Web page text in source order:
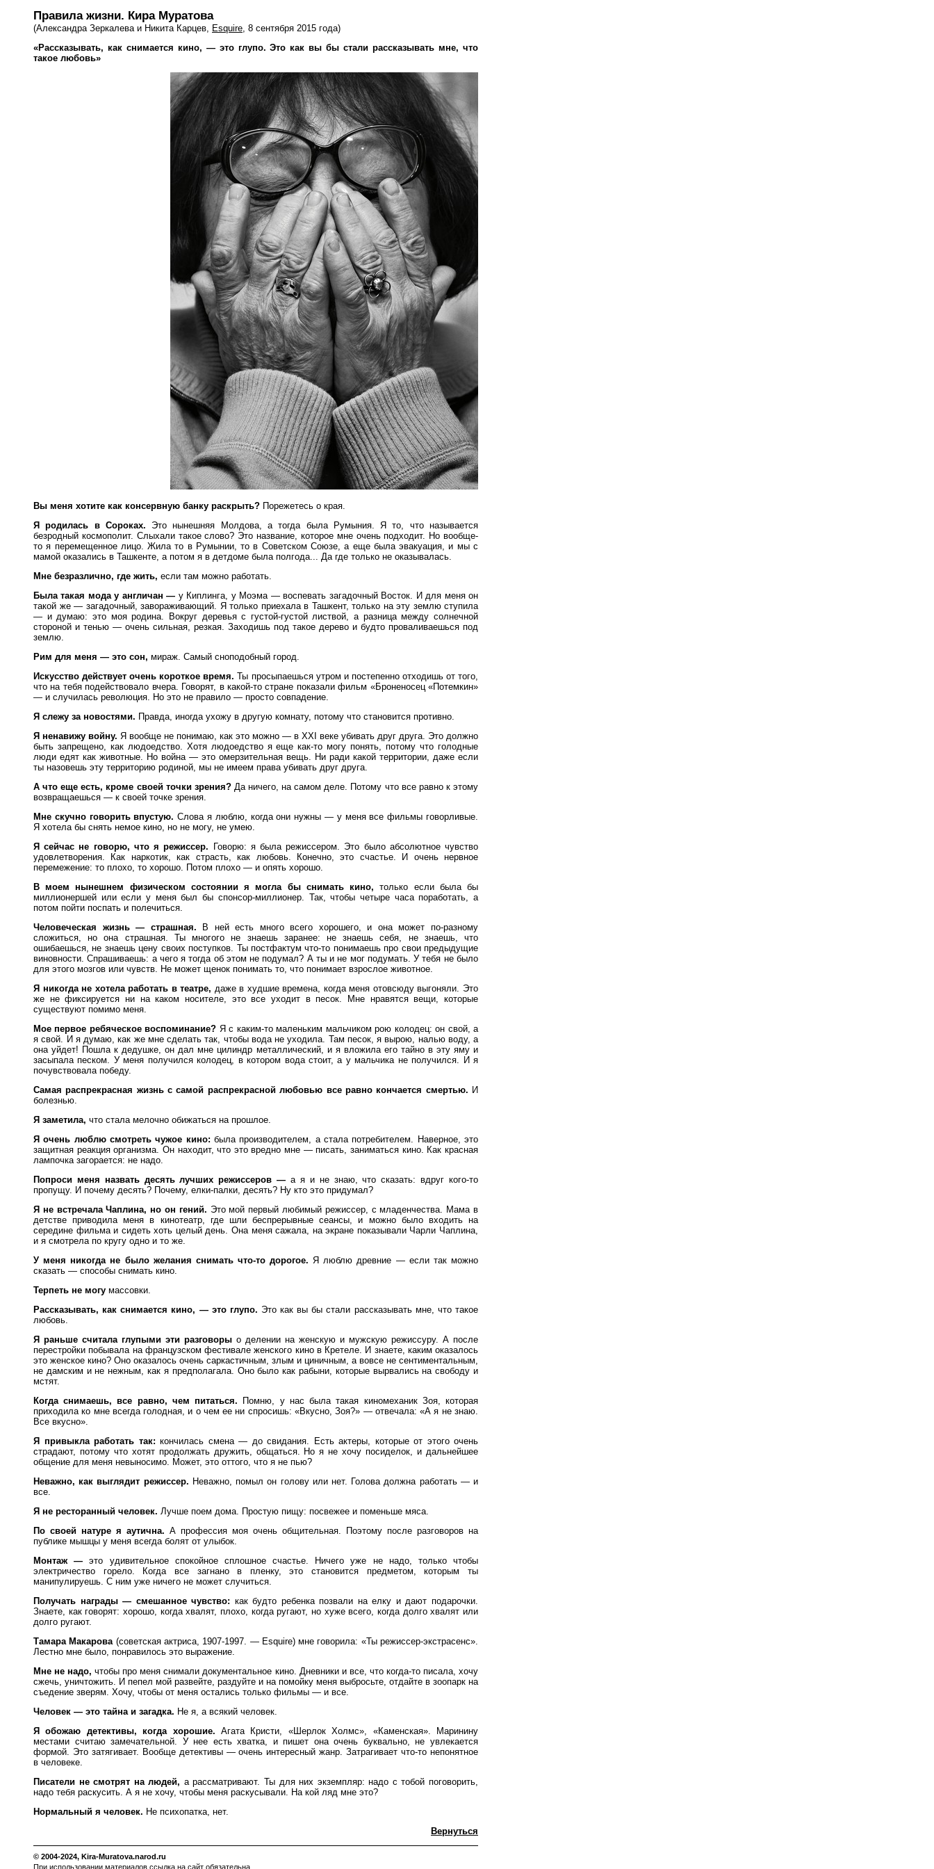
Правила жизни. Кира Муратова
(Александра Зеркалева и Никита Карцев, Esquire, 8 сентября 2015 года)
«Рассказывать, как снимается кино, — это глупо. Это как вы бы стали рассказывать мне, что
такое любовь»
Вы меня хотите как консервную банку раскрыть? Порежетесь о края.
Я родилась в Сороках. Это нынешняя Молдова, а тогда была Румыния. Я то, что называется
безродный космополит. Слыхали такое слово? Это название, которое мне очень подходит. Но вообще-
то я перемещенное лицо. Жила то в Румынии, то в Советском Союзе, а еще была эвакуация, и мы с
мамой оказались в Ташкенте, а потом я в детдоме была полгода... Да где только не оказывалась.
Мне безразлично, где жить, если там можно работать.
Была такая мода у англичан — у Киплинга, у Моэма — воспевать загадочный Восток. И для меня он
такой же — загадочный, завораживающий. Я только приехала в Ташкент, только на эту землю ступила
— и думаю: это моя родина. Вокруг деревья с густой-густой листвой, а разница между солнечной
стороной и тенью — очень сильная, резкая. Заходишь под такое дерево и будто проваливаешься под
землю.
Рим для меня — это сон, мираж. Самый сноподобный город.
Искусство действует очень короткое время. Ты просыпаешься утром и постепенно отходишь от того,
что на тебя подействовало вчера. Говорят, в какой-то стране показали фильм «Броненосец «Потемкин»
— и случилась революция. Но это не правило — просто совпадение.
Я слежу за новостями. Правда, иногда ухожу в другую комнату, потому что становится противно.
Я ненавижу войну. Я вообще не понимаю, как это можно — в XXI веке убивать друг друга. Это должно
быть запрещено, как людоедство. Хотя людоедство я еще как-то могу понять, потому что голодные
люди едят как животные. Но война — это омерзительная вещь. Ни ради какой территории, даже если
ты назовешь эту территорию родиной, мы не имеем права убивать друг друга.
А что еще есть, кроме своей точки зрения?Да ничего, на самом деле. Потому что все равно к этому
возвращаешься — к своей точке зрения.
Мне скучно говорить впустую. Слова я люблю, когда они нужны — у меня все фильмы говорливые.
Я хотела бы снять немое кино, но не могу, не умею.
Я сейчас не говорю, что я режиссер. Говорю: я была режиссером. Это было абсолютное чувство
удовлетворения. Как наркотик, как страсть, как любовь. Конечно, это счастье. И очень нервное
перемежение: то плохо, то хорошо. Потом плохо — и опять хорошо.
В моем нынешнем физическом состоянии я могла бы снимать кино, только если была бы
миллионершей или если у меня был бы спонсор-миллионер. Так, чтобы четыре часа поработать, а
потом пойти поспать и полечиться.
Человеческая жизнь — страшная. В ней есть много всего хорошего, и она может по-разному
сложиться, но она страшная. Ты многого не знаешь заранее: не знаешь себя, не знаешь, что
ошибаешься, не знаешь цену своих поступков. Ты постфактум что-то понимаешь про свои предыдущие
виновности. Спрашиваешь: а чего я тогда об этом не подумал? А ты и не мог подумать. У тебя не было
для этого мозгов или чувств. Не может щенок понимать то, что понимает взрослое животное.
Я никогда не хотела работать в театре, даже в худшие времена, когда меня отовсюду выгоняли. Это
же не фиксируется ни на каком носителе, это все уходит в песок. Мне нравятся вещи, которые
существуют помимо меня.
Мое первое ребяческое воспоминание? Я с каким-то маленьким мальчиком рою колодец: он свой, а
я свой. И я думаю, как же мне сделать так, чтобы вода не уходила. Там песок, я вырою, налью воду, а
она уйдет! Пошла к дедушке, он дал мне цилиндр металлический, и я вложила его тайно в эту яму и
засыпала песком. У меня получился колодец, в котором вода стоит, а у мальчика не получился. И я
почувствовала победу.
Самая распрекрасная жизнь с самой распрекрасной любовью все равно кончается смертью. И
болезнью.
Я заметила, что стала мелочно обижаться на прошлое.
Я очень люблю смотреть чужое кино: была производителем, а стала потребителем. Наверное, это
защитная реакция организма. Он находит, что это вредно мне — писать, заниматься кино. Как красная
лампочка загорается: не надо.
Попроси меня назвать десять лучших режиссеров — а я и не знаю, что сказать: вдруг кого-то
пропущу. И почему десять? Почему, елки-палки, десять? Ну кто это придумал?
Я не встречала Чаплина, но он гений. Это мой первый любимый режиссер, с младенчества. Мама в
детстве приводила меня в кинотеатр, где шли беспрерывные сеансы, и можно было входить на
середине фильма и сидеть хоть целый день. Она меня сажала, на экране показывали Чарли Чаплина,
и я смотрела по кругу одно и то же.
У меня никогда не было желания снимать что-то дорогое. Я люблю древние — если так можно
сказать — способы снимать кино.
Терпеть не могу массовки.
Рассказывать, как снимается кино, — это глупо. Это как вы бы стали рассказывать мне, что такое
любовь.
Я раньше считала глупыми эти разговоры о делении на женскую и мужскую режиссуру. А после
перестройки побывала на французском фестивале женского кино в Кретеле. И знаете, каким оказалось
это женское кино? Оно оказалось очень саркастичным, злым и циничным, а вовсе не сентиментальным,
не дамским и не нежным, как я предполагала. Оно было как рабыни, которые вырвались на свободу и
мстят.
Когда снимаешь, все равно, чем питаться. Помню, у нас была такая киномеханик Зоя, которая
приходила ко мне всегда голодная, и о чем ее ни спросишь: «Вкусно, Зоя?» — отвечала: «А я не знаю.
Все вкусно».
Я привыкла работать так: кончилась смена — до свидания. Есть актеры, которые от этого очень
страдают, потому что хотят продолжать дружить, общаться. Но я не хочу посиделок, и дальнейшее
общение для меня невыносимо. Может, это оттого, что я не пью?
Неважно, как выглядит режиссер. Неважно, помыл он голову или нет. Голова должна работать — и
все.
Я не ресторанный человек. Лучше поем дома. Простую пищу: посвежее и поменьше мяса.
По своей натуре я аутична. А профессия моя очень общительная. Поэтому после разговоров на
публике мышцы у меня всегда болят от улыбок.
Монтаж — это удивительное спокойное сплошное счастье. Ничего уже не надо, только чтобы
электричество горело. Когда все загнано в пленку, это становится предметом, которым ты
манипулируешь. С ним уже ничего не может случиться.
Получать награды — смешанное чувство: как будто ребенка позвали на елку и дают подарочки.
Знаете, как говорят: хорошо, когда хвалят, плохо, когда ругают, но хуже всего, когда долго хвалят или
долго ругают.
Тамара Макарова(советская актриса, 1907-1997. — Esquire) мне говорила: «Ты режиссер-экстрасенс».
Лестно мне было, понравилось это выражение.
Мне не надо, чтобы про меня снимали документальное кино. Дневники и все, что когда-то писала, хочу
сжечь, уничтожить. И пепел мой развейте, раздуйте и на помойку меня выбросьте, отдайте в зоопарк на
съедение зверям. Хочу, чтобы от меня остались только фильмы — и все.
Человек — это тайна и загадка. Не я, а всякий человек.
Я обожаю детективы, когда хорошие. Агата Кристи, «Шерлок Холмс», «Каменская». Маринину
местами считаю замечательной. У нее есть хватка, и пишет она очень буквально, не увлекается
формой. Это затягивает. Вообще детективы — очень интересный жанр. Затрагивает что-то непонятное
в человеке.
Писатели не смотрят на людей, а рассматривают. Ты для них экземпляр: надо с тобой поговорить,
надо тебя раскусить. А я не хочу, чтобы меня раскусывали. На кой ляд мне это?
Нормальный я человек. Не психопатка, нет.
Вернуться
© 2004-2024, Kira-Muratova.narod.ru
При использовании материалов ссылка на сайт обязательна